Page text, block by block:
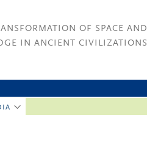
OF SPACE AND
IN ANCIENT CIVILIZATIONS